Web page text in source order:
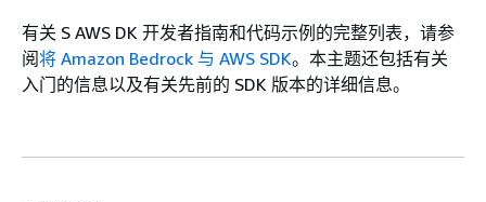
有关 S AWS DK 开发者指南和代码示例的完整列表，请参
阅将 Amazon Bedrock 与 AWS SDK。本主题还包括有关
入门的信息以及有关先前的 SDK 版本的详细信息。